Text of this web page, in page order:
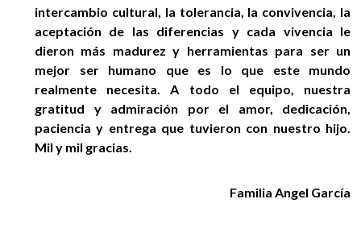
intercambio cultural, la tolerancia, la convivencia, la
aceptación de las diferencias y cada vivencia le
dieron más madurez y herramientas para ser un
mejor ser humano que es lo que este mundo
realmente necesita. A todo el equipo, nuestra
gratitud y admiración por el amor, dedicación,
paciencia y entrega que tuvieron con nuestro hijo.
Mil y mil gracias.
Familia Angel García